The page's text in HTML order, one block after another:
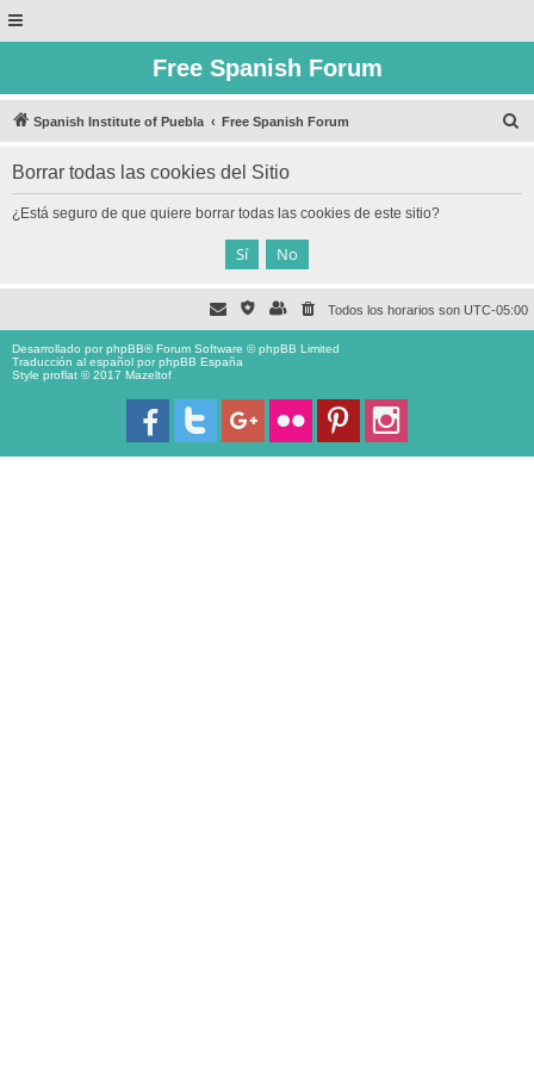
Free Spanish Forum
Spanish Institute of Puebla Free Spanish Forum
Borrar todas las cookies del Sitio
¿Está seguro de que quiere borrar todas las cookies de este sitio?
Todos los horarios son UTC-05:00
Desarrollado porphpBB® Forum Software © phpBB Limited
Traducción al español porphpBB España
Style proflat © 2017 Mazeltof